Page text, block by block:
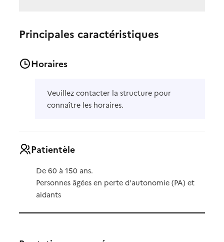
Principales caractéristiques
Horaires
Veuillez contacter la structure pour
connaître les horaires.
Patientèle
De 60 à 150 ans.
Personnes âgées en perte d'autonomie (PA) et
aidants